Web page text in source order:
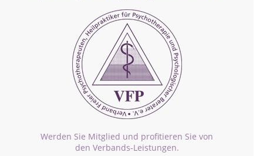
Werden Sie Mitglied und profitieren Sie von
den Verbands-Leistungen.